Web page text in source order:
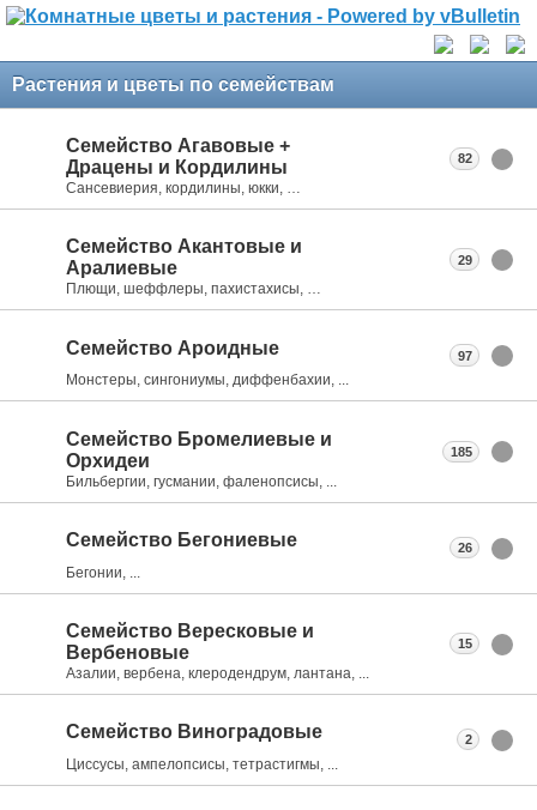
Растения и цветы по семействам
Семейство Агавовые +
Драцены и Кордилины
Сансевиерия, кордилины, юкки, …
82
Семейство Акантовые и
Аралиевые
Плющи, шеффлеры, пахистахисы, …
29
Семейство Ароидные
Монстеры, сингониумы, диффенбахии, ...
97
Семейство Бромелиевые и
Орхидеи
Бильбергии, гусмании, фаленопсисы, ...
185
Семейство Бегониевые
Бегонии, ...
26
Семейство Вересковые и
Вербеновые
Азалии, вербена, клеродендрум, лантана, ...
15
Семейство Виноградовые
Циссусы, ампелопсисы, тетрастигмы, ...
2